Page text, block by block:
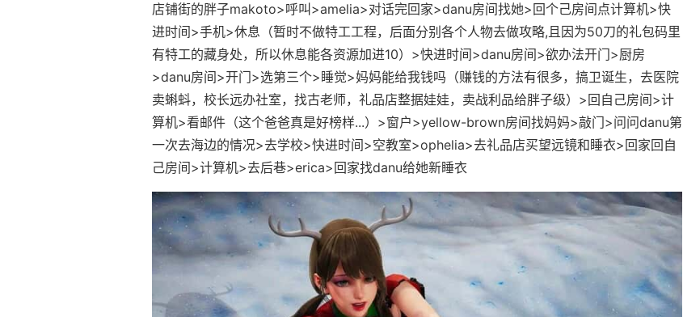
店铺街的胖子makoto>呼叫>amelia>对话完回家>danu房间找她>回个己房间点计算机>快
进时间>手机>休息（暂时不做特工工程，后面分别各个人物去做攻略,且因为50刀的礼包码里
有特工的藏身处，所以休息能各资源加进10）>快进时间>danu房间>欲办法开门>厨房
>danu房间>开门>选第三个>睡觉>妈妈能给我钱吗（赚钱的方法有很多，搞卫诞生，去医院
卖蝌蚪，校长远办社室，找古老师，礼品店整据娃娃，卖战利品给胖子级）>回自己房间>计
算机>看邮件（这个爸爸真是好榜样...）>窗户>yellow-brown房间找妈妈>敲门>问问danu第
一次去海边的情况>去学校>快进时间>空教室>ophelia>去礼品店买望远镜和睡衣>回家回自
己房间>计算机>去后巷>erica>回家找danu给她新睡衣